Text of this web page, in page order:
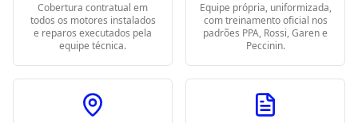
Cobertura contratual em
todos os motores instalados
e reparos executados pela
equipe técnica.
Equipe própria, uniformizada,
com treinamento oficial nos
padrões PPA, Rossi, Garen e
Peccinin.